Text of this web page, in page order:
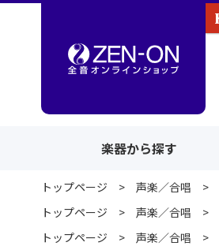
楽器から探す
トップページ 声楽／合唱
トップページ
声楽／合唱
トップページ
声楽／合唱